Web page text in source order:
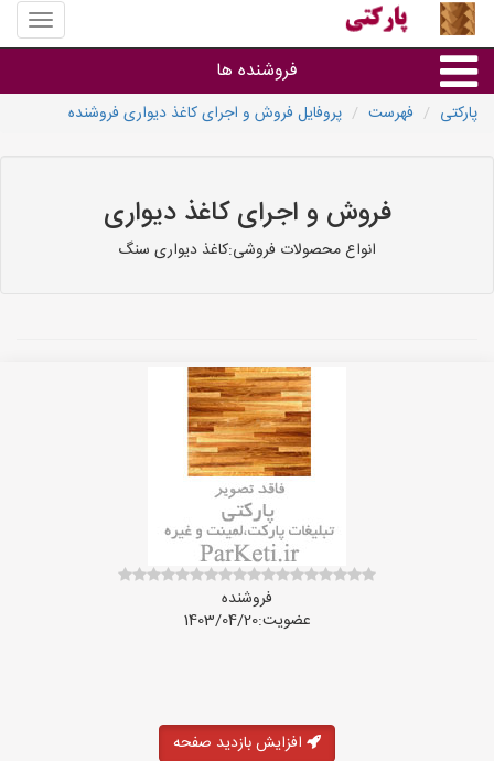
منوی
سایت
فروشنده ها
استان ها
پارکتی فهرست پروفایل فروش و اجرای کاغذ دیواری فروشنده
فروش و اجرای کاغذ دیواری
انواع محصولات فروشی:کاغذ دیواری سنگ
فروشنده
عضویت:1403/04/20
افزایش بازدید صفحه